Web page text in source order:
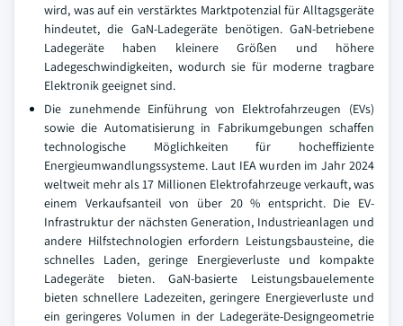
wird, was auf ein verstärktes Marktpotenzial für Alltagsgeräte
hindeutet, die GaN-Ladegeräte benötigen. GaN-betriebene
Ladegeräte haben kleinere Größen und höhere
Ladegeschwindigkeiten, wodurch sie für moderne tragbare
Elektronik geeignet sind.
Die zunehmende Einführung von Elektrofahrzeugen (EVs)
sowie die Automatisierung in Fabrikumgebungen schaffen
technologische Möglichkeiten für hocheffiziente
Energieumwandlungssysteme. Laut IEA wurden im Jahr 2024
weltweit mehr als 17 Millionen Elektrofahrzeuge verkauft, was
einem Verkaufsanteil von über 20 % entspricht. Die EV-
Infrastruktur der nächsten Generation, Industrieanlagen und
andere Hilfstechnologien erfordern Leistungsbausteine, die
schnelles Laden, geringe Energieverluste und kompakte
Ladegeräte bieten. GaN-basierte Leistungsbauelemente
bieten schnellere Ladezeiten, geringere Energieverluste und
ein geringeres Volumen in der Ladegeräte-Designgeometrie